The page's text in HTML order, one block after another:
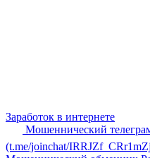
Заработок в интернете
Мошеннический
(t.me/joinchat/